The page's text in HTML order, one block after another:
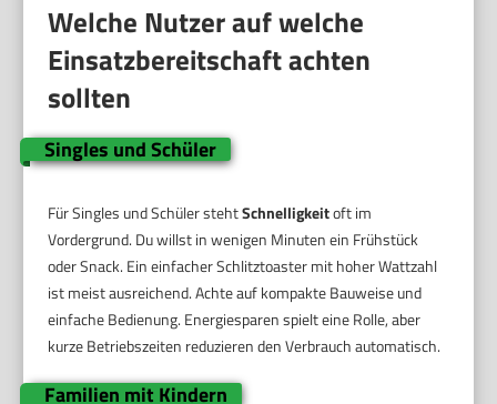
Welche Nutzer auf welche
Einsatzbereitschaft achten
sollten
Singles und Schüler
Für Singles und Schüler stehtSchnelligkeitoft im
Vordergrund. Du willst in wenigen Minuten ein Frühstück
oder Snack. Ein einfacher Schlitztoaster mit hoher Wattzahl
ist meist ausreichend. Achte auf kompakte Bauweise und
einfache Bedienung. Energiesparen spielt eine Rolle, aber
kurze Betriebszeiten reduzieren den Verbrauch automatisch.
Familien mit Kindern